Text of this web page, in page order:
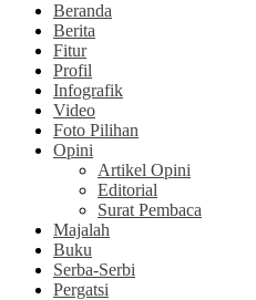
Beranda
Berita
Fitur
Profil
Infografik
Video
Foto Pilihan
Opini
Artikel Opini
Editorial
Surat Pembaca
Majalah
Buku
Serba-Serbi
Pergatsi